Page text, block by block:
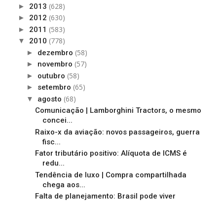
► 2013 (628)
► 2012 (630)
► 2011 (583)
▼ 2010 (778)
► dezembro (58)
► novembro (57)
► outubro (58)
► setembro (65)
▼ agosto (68)
Comunicação | Lamborghini Tractors, o mesmo
concei...
Raixo-x da aviação: novos passageiros, guerra
fisc...
Fator tributário positivo: Alíquota de ICMS é
redu...
Tendência de luxo | Compra compartilhada
chega aos...
Falta de planejamento: Brasil pode viver